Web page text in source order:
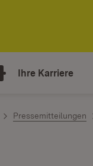
Ihre Karriere
Pressemitteilungen